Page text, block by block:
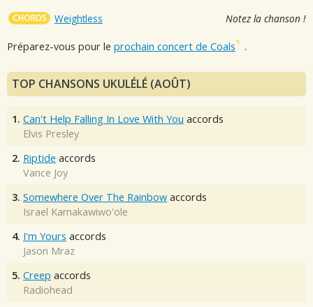
CHORDS Weightless Notez la chanson !
Préparez-vous pour le prochain concert de Coals .
TOP CHANSONS UKULÉLÉ (AOÛT)
1. Can't Help Falling In Love With You accords
Elvis Presley
2. Riptide accords
Vance Joy
3. Somewhere Over The Rainbow accords
Israel Kamakawiwo'ole
4. I'm Yours accords
Jason Mraz
5. Creep accords
Radiohead